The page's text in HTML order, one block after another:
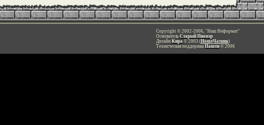
Copyright © 2002-2006, "Наш Неформат"
Основатель Старый Пионэр
Дизайн Кира © 2003 (HomeЧатник)
Техническая поддержка Пашти © 2006